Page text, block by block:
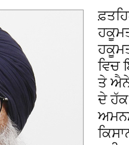
ਵਿਚ
ਤੇ ਐਨੇ
ਦੇ